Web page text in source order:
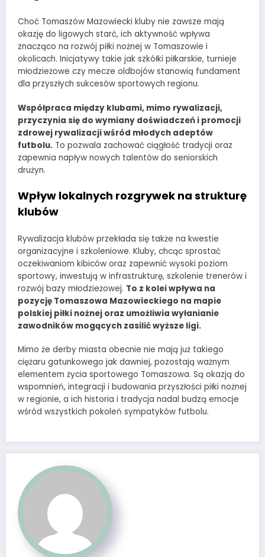
Choć Tomaszów Mazowiecki kluby nie zawsze mają
okazję do ligowych starć, ich aktywność wpływa
znacząco na rozwój piłki nożnej w Tomaszowie i
okolicach. Inicjatywy takie jak szkółki piłkarskie, turnieje
młodzieżowe czy mecze oldbojów stanowią fundament
dla przyszłych sukcesów sportowych regionu.
Współpraca między klubami, mimo rywalizacji,
przyczynia się do wymiany doświadczeń i promocji
zdrowej rywalizacji wśród młodych adeptów
futbolu. To pozwala zachować ciągłość tradycji oraz
zapewnia napływ nowych talentów do seniorskich
drużyn.
Wpływ lokalnych rozgrywek na strukturę
klubów
Rywalizacja klubów przekłada się także na kwestie
organizacyjne i szkoleniowe. Kluby, chcąc sprostać
oczekiwaniom kibiców oraz zapewnić wysoki poziom
sportowy, inwestują w infrastrukturę, szkolenie trenerów i
rozwój bazy młodzieżowej. To z kolei wpływa na
pozycję Tomaszowa Mazowieckiego na mapie
polskiej piłki nożnej oraz umożliwia wyłanianie
zawodników mogących zasilić wyższe ligi.
Mimo że derby miasta obecnie nie mają już takiego
ciężaru gatunkowego jak dawniej, pozostają ważnym
elementem życia sportowego Tomaszowa. Są okazją do
wspomnień, integracji i budowania przyszłości piłki nożnej
w regionie, a ich historia i tradycja nadal budzą emocje
wśród wszystkich pokoleń sympatyków futbolu.